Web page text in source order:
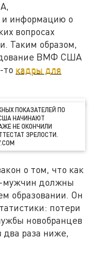
информацию о
вопросах
Таким образом,
ВМФ США
то кадры для
ПОКАЗАТЕЛЕЙ ПО
НАЧИНАЮТ
НЕ ОКОНЧИЛИ
ЗРЕЛОСТИ.
о том, что как
мужчин должны
образовании. Он
потери
новобранцев
два раза ниже,